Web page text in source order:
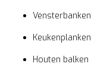
Vensterbanken
Keukenplanken
Houten balken